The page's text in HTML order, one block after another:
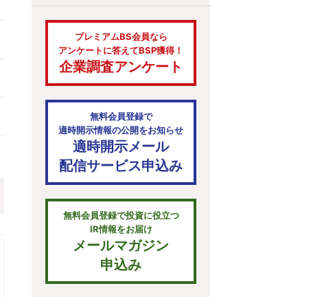
プレミアムBS会員なら
アンケートに答えてBSP獲得！
企業調査アンケート
無料会員登録で
適時開示情報の公開をお知らせ
適時開示メール
配信サービス申込み
無料会員登録で投資に役立つ
IR情報をお届け
メールマガジン
申込み